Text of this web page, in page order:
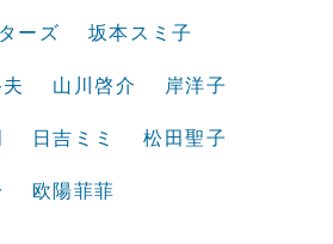
ーズ 坂本スミ子
山川啓介 岸洋子
日吉ミミ 松田聖子
欧陽菲菲